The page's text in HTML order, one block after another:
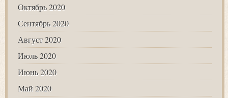
Октябрь 2020
Сентябрь 2020
Август 2020
Июль 2020
Июнь 2020
Май 2020